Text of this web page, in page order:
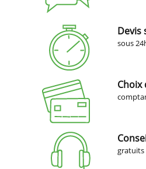
Devis
sous
Choix
gratuits